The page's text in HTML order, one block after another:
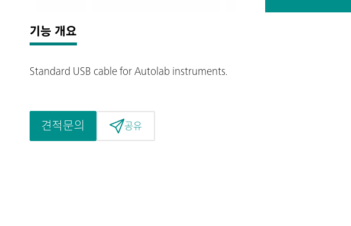
기능 개요
Standard USB cable for Autolab instruments.
견적문의 공유